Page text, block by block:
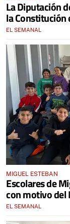
La Diputación
la Constitución
EL SEMANAL
MIGUEL ESTEBAN
Escolares de
con motivo del
EL SEMANAL